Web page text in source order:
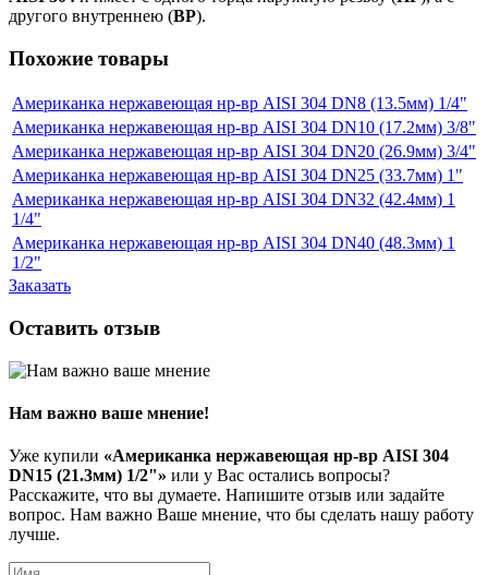
другого внутреннею (ВР).
Похожие товары
Американка нержавеющая нр-вр AISI 304 DN8 (13.5мм) 1/4"
Американка нержавеющая нр-вр AISI 304 DN10 (17.2мм) 3/8"
Американка нержавеющая нр-вр AISI 304 DN20 (26.9мм) 3/4"
Американка нержавеющая нр-вр AISI 304 DN25 (33.7мм) 1"
Американка нержавеющая нр-вр AISI 304 DN32 (42.4мм) 1
1/4"
Американка нержавеющая нр-вр AISI 304 DN40 (48.3мм) 1
1/2"
Заказать
Оставить отзыв
Нам важно ваше мнение!
Уже купили «Американка нержавеющая нр-вр AISI 304
DN15 (21.3мм) 1/2"» или у Вас остались вопросы?
Расскажите, что вы думаете. Напишите отзыв или задайте
вопрос. Нам важно Ваше мнение, что бы сделать нашу работу
лучше.